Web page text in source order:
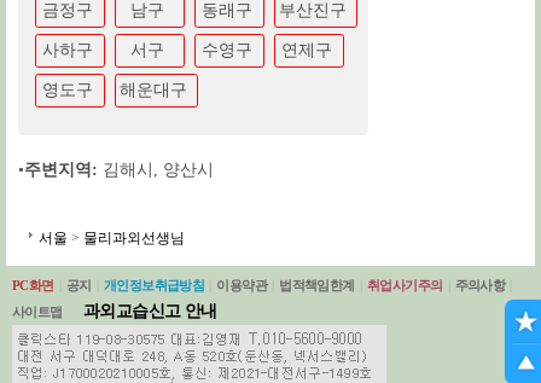
금정구
남구 동래구 부산진구
사하구 서구 수영구 연제구
영도구 해운대구
•주변지역: 김해시 , 양산시
서울 > 물리과외선생님
PC화면 공지 개인정보취급방침 이용약관 법적책임한계 취업사기주의 주의사항
사이트맵
과외교습신고 안내